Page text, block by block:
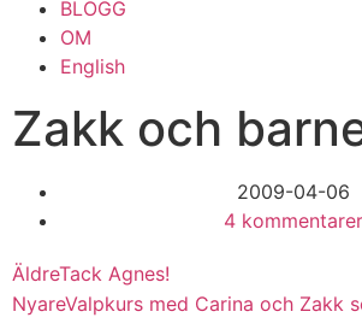
BLOGG
OM
English
Zakk och
2009-04-06
4 kommentarer
ÄldreTack Agnes!
NyareValpkurs med Carina och Zakk